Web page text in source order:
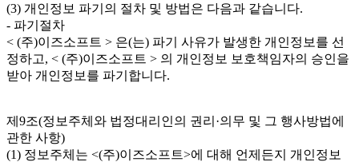
(3) 개인정보 파기의 절차 및 방법은 다음과 같습니다.
- 파기절차
< (주)이즈소프트 > 은(는) 파기 사유가 발생한 개인정보를 선
정하고, < (주)이즈소프트 > 의 개인정보 보호책임자의 승인을
받아 개인정보를 파기합니다.
제9조(정보주체와 법정대리인의 권리·의무 및 그 행사방법에
관한 사항)
(1) 정보주체는 <(주)이즈소프트>에 대해 언제든지 개인정보